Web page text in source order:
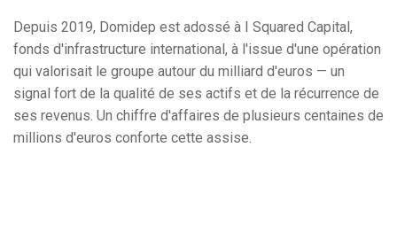
Depuis 2019, Domidep est adossé à I Squared Capital,
fonds d'infrastructure international, à l'issue d'une opération
qui valorisait le groupe autour du milliard d'euros — un
signal fort de la qualité de ses actifs et de la récurrence de
ses revenus. Un chiffre d'affaires de plusieurs centaines de
millions d'euros conforte cette assise.